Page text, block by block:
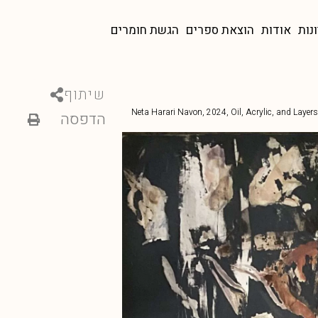
אודות הוצאת ספרים הגשת חומרים
Neta Harari Navon, 2024, Oil, Acrylic, and
שיתוף
הדפסה